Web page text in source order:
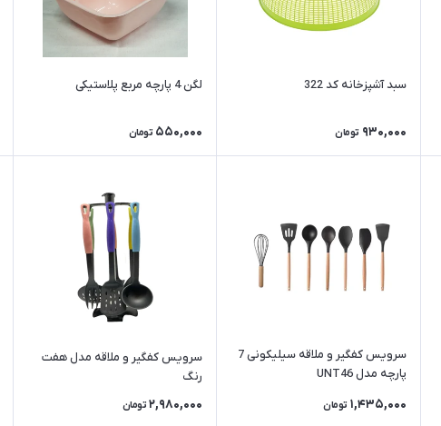
سبد آشپزخانه کد 322
930,000 تومان
لگن 4 پارچه مربع پلاستیکی
550,000 تومان
سرویس کفگیر و ملاقه سیلیکونی 7
پارچه مدل UNT46
1,435,000 تومان
سرویس کفگیر و ملاقه مدل هفت
رنگ
2,980,000 تومان